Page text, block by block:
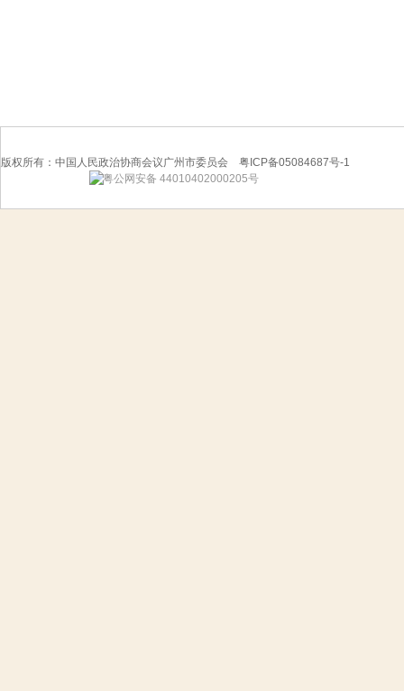
版权所有：中国人民政治协商会议广州市委员会 粤ICP备05084687号-1
粤公网安备 44010402000205号